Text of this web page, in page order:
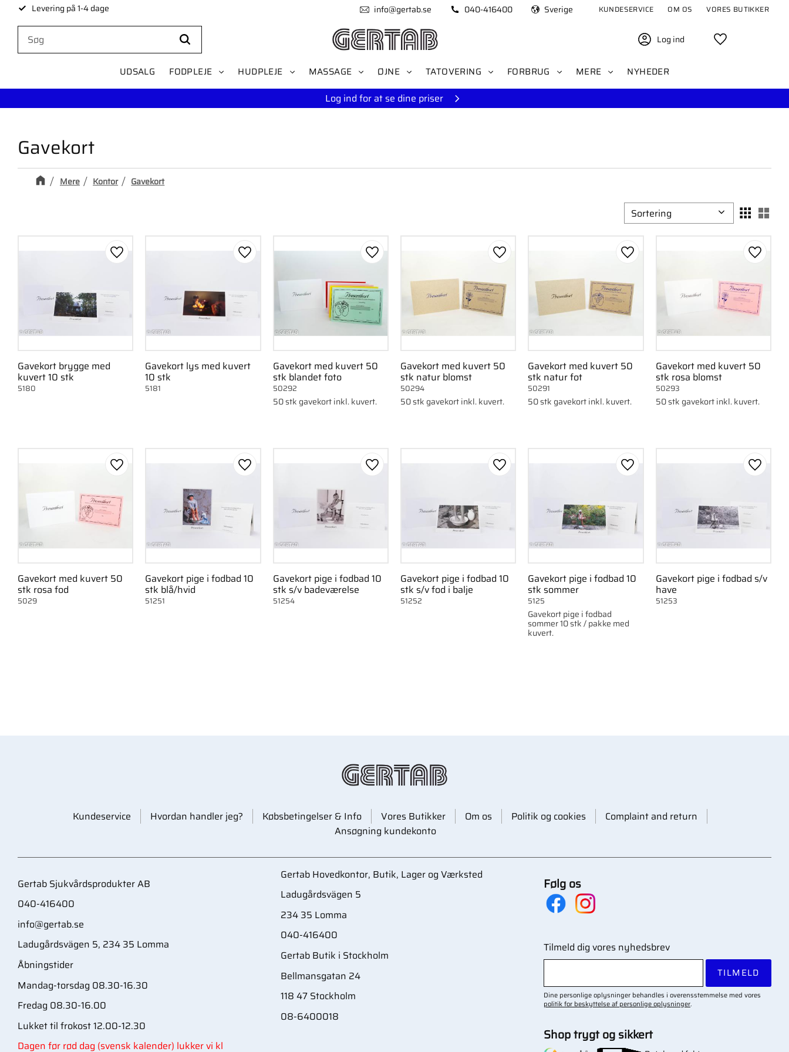
Levering på 1-4 dage info@gertab.se 040-416400 Sverige KUNDESERVICE OM OS VORES BUTIKKER
Log ind
UDSALG FODPLEJE HUDPLEJE MASSAGE ØJNE TATOVERING FORBRUG MERE NYHEDER
Log ind for at se dine priser
Gavekort
Mere Kontor Gavekort
Vælg sorteringsmetode
Gavekort brygge med
kuvert 10 stk
5180
Gem som favorit
Gavekort lys med kuvert
10 stk
5181
Gem som favorit
Gavekort med kuvert 50
stk blandet foto
50 stk gavekort inkl. kuvert.
50292
Gem som favorit
Gavekort med kuvert 50
stk natur blomst
50 stk gavekort inkl. kuvert.
50294
Gem som favorit
Gavekort med kuvert 50
stk natur fot
50 stk gavekort inkl. kuvert.
50291
Gem som favorit
Gavekort med kuvert 50
stk rosa blomst
50 stk gavekort inkl. kuvert.
50293
Gem
Gavekort med kuvert 50
stk rosa fod
5029
Gem som favorit
Gavekort pige i fodbad 10
stk blå/hvid
51251
Gem som favorit
Gavekort pige i fodbad 10
stk s/v badeværelse
51254
Gem som favorit
Gavekort pige i fodbad 10
stk s/v fod i balje
51252
Gem som favorit
Gavekort pige i fodbad 10
stk sommer
Gavekort pige i fodbad
sommer 10 stk / pakke med
kuvert.
5125
Gem som favorit
Gavekort pige i fodbad s/v
have
51253
Gem
Kundeservice Hvordan handler jeg? Købsbetingelser & Info Vores Butikker Om os Politik og cookies
Complaint and return
Ansøgning kundekonto
Gertab Sjukvårdsprodukter AB
040-416400
info@gertab.se
Ladugårdsvägen 5, 234 35 Lomma
Åbningstider
Mandag-torsdag 08.30-16.30
Fredag 08.30-16.00
Lukket til frokost 12.00-12.30
Dagen før rød dag (svensk kalender) lukker vi kl
Gertab Hovedkontor, Butik, Lager og Værksted
Ladugårdsvägen 5
234 35 Lomma
040-416400
Gertab Butik i Stockholm
Bellmansgatan 24
118 47 Stockholm
08-6400018
Følg os
Tilmeld dig vores nyhedsbrev
TILMELD
Dine personlige oplysninger behandles i overensstemmelse med vores
politik for beskyttelse af personlige oplysninger.
Shop trygt og sikkert